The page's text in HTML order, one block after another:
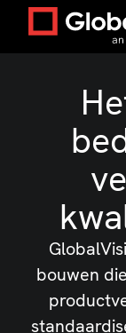
bouwen